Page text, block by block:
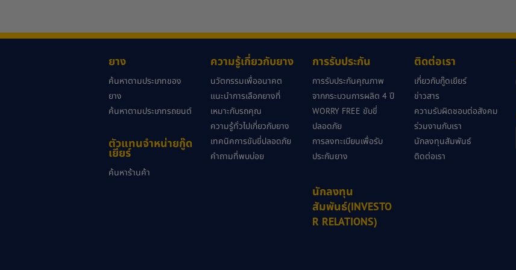
ยาง
ค้นหาตามประเภทของ
ยาง
ค้นหาตามประเภทรถยนต์
ตัวแทนจำหน่ายกู๊ด
เยียร์
ค้นหาร้านค้า
ความรู้เกี่ยวกับยาง
นวัตกรรมเพื่ออนาคต
แนะนำการเลือกยางที่
เหมาะกับรถคุณ
ความรู้ทั่วไปเกี่ยวกับยาง
เทคนิคการขับขี่ปลอดภัย
คำถามที่พบบ่อย
การรับประกัน
การรับประกันคุณภาพ
จากกระบวนการผลิต 4 ปี
WORRY FREE ขับขี่
ปลอดภัย
การลงทะเบียนเพื่อรับ
ประกันยาง
นักลงทุน
สัมพันธ์(INVESTO
R RELATIONS)
ติดต่อเรา
เกี่ยวกับกู๊ดเยียร์
ข่าวสาร
ความรับผิดชอบต่อสังคม
ร่วมงานกับเรา
นักลงทุนสัมพันธ์
ติดต่อเรา